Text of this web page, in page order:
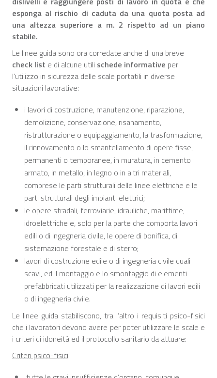
esponga al rischio di caduta da una quota posta ad
una altezza superiore a m. 2 rispetto ad un piano
stabile.
Le linee guida sono ora corredate anche di una breve
check list e di alcune utili schede informative per
l’utilizzo in sicurezza delle scale portatili in diverse
situazioni lavorative:
i lavori di costruzione, manutenzione, riparazione,
demolizione, conservazione, risanamento,
ristrutturazione o equipaggiamento, la trasformazione,
il rinnovamento o lo smantellamento di opere fisse,
permanenti o temporanee, in muratura, in cemento
armato, in metallo, in legno o in altri materiali,
comprese le parti strutturali delle linee elettriche e le
parti strutturali degli impianti elettrici;
le opere stradali, ferroviarie, idrauliche, marittime,
idroelettriche e, solo per la parte che comporta lavori
edili o di ingegneria civile, le opere di bonifica, di
sistemazione forestale e di sterro;
lavori di costruzione edile o di ingegneria civile quali
scavi, ed il montaggio e lo smontaggio di elementi
prefabbricati utilizzati per la realizzazione di lavori edili
o di ingegneria civile.
Le linee guida stabiliscono, tra l’altro i requisiti psico-fisici
che i lavoratori devono avere per poter utilizzare le scale e
i criteri di idoneità ed il protocollo sanitario da attuare:
Criteri psico-fisici